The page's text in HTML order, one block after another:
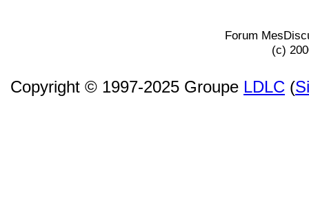
Forum
(c)
Copyright © 1997-2025 Groupe LDLC (